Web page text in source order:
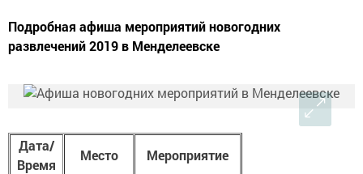
Подробная афиша мероприятий новогодних
развлечений 2019 в Менделеевске
Дата/
Время
Место Мероприятие